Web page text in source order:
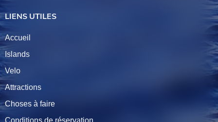
LIENS UTILES
Accueil
Islands
Velo
Attractions
Choses à faire
Conditions de réservation